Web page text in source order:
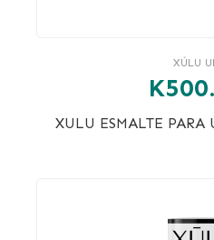
XÚLU
XULU ESMALTE PARA